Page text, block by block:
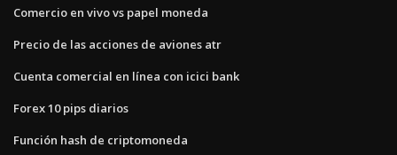
Comercio en vivo vs papel moneda
Precio de las acciones de aviones atr
Cuenta comercial en línea con icici bank
Forex 10 pips diarios
Función hash de criptomoneda